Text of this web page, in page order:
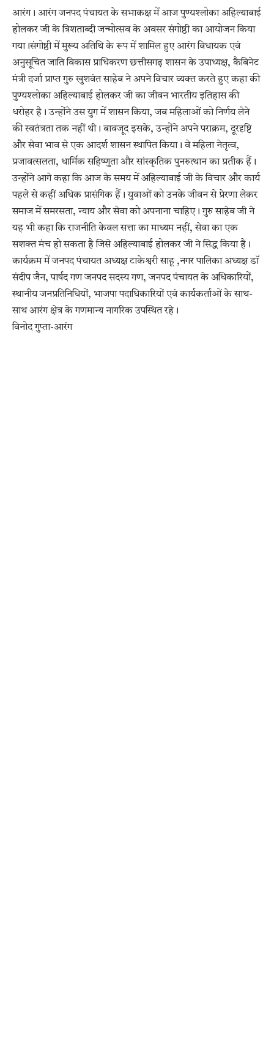
आरंग। आरंग जनपद पंचायत के सभाकक्ष में आज पुण्यश्लोका अहिल्याबाई
होलकर जी के त्रिशताब्दी जन्मोत्सव के अवसर संगोष्ठी का आयोजन किया
गया।संगोष्ठी में मुख्य अतिथि के रूप में शामिल हुए आरंग विधायक एवं
अनुसूचित जाति विकास प्राधिकरण छत्तीसगढ़ शासन के उपाध्यक्ष, कैबिनेट
मंत्री दर्जा प्राप्त गुरु खुशवंत साहेब ने अपने विचार व्यक्त करते हुए कहा की
पुण्यश्लोका अहिल्याबाई होलकर जी का जीवन भारतीय इतिहास की
धरोहर है। उन्होंने उस युग में शासन किया, जब महिलाओं को निर्णय लेने
की स्वतंत्रता तक नहीं थी। बावजूद इसके, उन्होंने अपने पराक्रम, दूरदृष्टि
और सेवा भाव से एक आदर्श शासन स्थापित किया। वे महिला नेतृत्व,
प्रजावत्सलता, धार्मिक सहिष्णुता और सांस्कृतिक पुनरुत्थान का प्रतीक हैं।
उन्होंने आगे कहा कि आज के समय में अहिल्याबाई जी के विचार और कार्य
पहले से कहीं अधिक प्रासंगिक हैं। युवाओं को उनके जीवन से प्रेरणा लेकर
समाज में समरसता, न्याय और सेवा को अपनाना चाहिए। गुरु साहेब जी ने
यह भी कहा कि राजनीति केवल सत्ता का माध्यम नहीं, सेवा का एक
सशक्त मंच हो सकता है जिसे अहिल्याबाई होलकर जी ने सिद्ध किया है।
कार्यक्रम में जनपद पंचायत अध्यक्ष टाकेश्वरी साहू ,नगर पालिका अध्यक्ष डॉ
संदीप जैन, पार्षद गण जनपद सदस्य गण, जनपद पंचायत के अधिकारियों,
स्थानीय जनप्रतिनिधियों, भाजपा पदाधिकारियों एवं कार्यकर्ताओं के साथ-
साथ आरंग क्षेत्र के गणमान्य नागरिक उपस्थित रहे।
विनोद गुप्ता-आरंग